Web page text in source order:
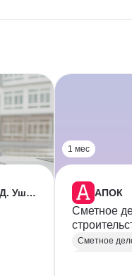
НИУДПО имени К.Д. Ушинского
1 мес
АПОК
Сметное
Сметное